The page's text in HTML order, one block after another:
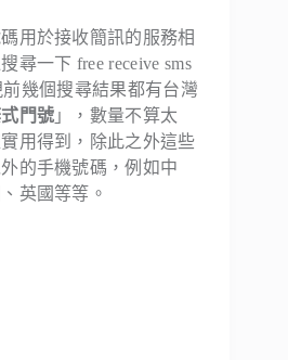
用於接收簡訊的服務相
尋一下 free receive sms
幾個搜尋結果都有台灣
門號 」，數量不算太
用得到，除此之外這些
的手機號碼，例如中
英國等等。